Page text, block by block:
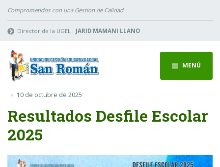
Comprometidos con una Gestion de Calidad
Director de la UGEL : JARID MAMANI LLANO
MENÚ
10 de octubre de 2025
Resultados Desfile Escolar
2025